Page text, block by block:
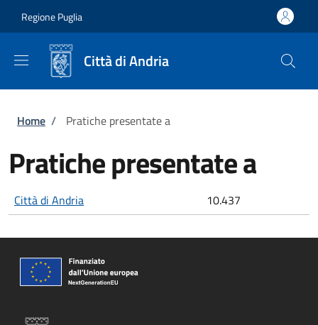
Regione Puglia
Città di Andria
Briciole di pane
Home / Pratiche presentate a
Pratiche presentate a
Città di Andria 10.437